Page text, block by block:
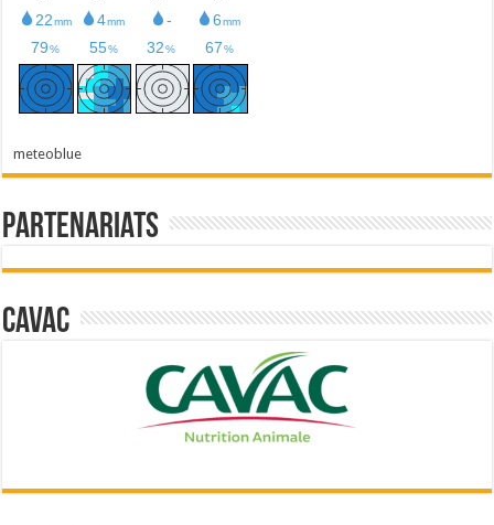
meteoblue
Partenariats
Cavac